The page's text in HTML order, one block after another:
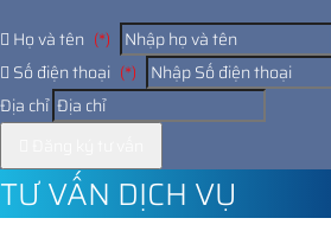
Họ và tên (*)
Số điện thoại (*)
Địa chỉ
TƯ VẤN DỊCH VỤ